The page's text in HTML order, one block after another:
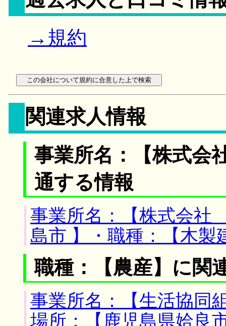
→規約
関連求人情報
事業所名：【株式
通する情報
事業所名：【株式会
島市 】・職種：【木
職種：【農産】に関
事業所名：【生活協同
場所：【鹿児島県姶良